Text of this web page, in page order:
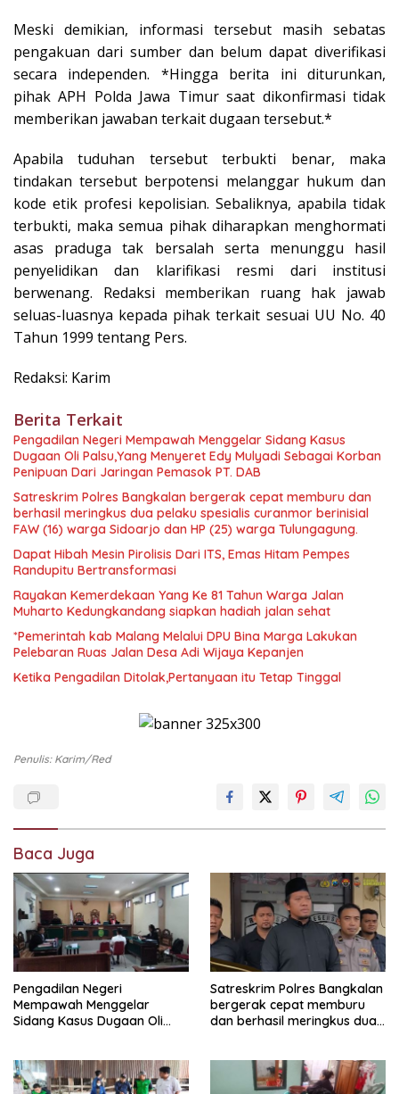
Meski demikian, informasi tersebut masih sebatas
pengakuan dari sumber dan belum dapat diverifikasi
secara independen. *Hingga berita ini diturunkan,
pihak APH Polda Jawa Timur saat dikonfirmasi tidak
memberikan jawaban terkait dugaan tersebut.*
Apabila tuduhan tersebut terbukti benar, maka
tindakan tersebut berpotensi melanggar hukum dan
kode etik profesi kepolisian. Sebaliknya, apabila tidak
terbukti, maka semua pihak diharapkan menghormati
asas praduga tak bersalah serta menunggu hasil
penyelidikan dan klarifikasi resmi dari institusi
berwenang. Redaksi memberikan ruang hak jawab
seluas-luasnya kepada pihak terkait sesuai UU No. 40
Tahun 1999 tentang Pers.
Redaksi: Karim
Berita Terkait
Pengadilan Negeri Mempawah Menggelar Sidang Kasus
Dugaan Oli Palsu,Yang Menyeret Edy Mulyadi Sebagai Korban
Penipuan Dari Jaringan Pemasok PT. DAB
Satreskrim Polres Bangkalan bergerak cepat memburu dan
berhasil meringkus dua pelaku spesialis curanmor berinisial
FAW (16) warga Sidoarjo dan HP (25) warga Tulungagung.
Dapat Hibah Mesin Pirolisis Dari ITS, Emas Hitam Pempes
Randupitu Bertransformasi
Rayakan Kemerdekaan Yang Ke 81 Tahun Warga Jalan
Muharto Kedungkandang siapkan hadiah jalan sehat
*Pemerintah kab Malang Melalui DPU Bina Marga Lakukan
Pelebaran Ruas Jalan Desa Adi Wijaya Kepanjen
Ketika Pengadilan Ditolak,Pertanyaan itu Tetap Tinggal
Penulis: Karim/red
Baca Juga
Pengadilan Negeri
Mempawah Menggelar
Sidang Kasus Dugaan Oli
Penipuan Dari Jaringan
Pemasok PT. DAB
Satreskrim Polres Bangkalan
bergerak cepat memburu
dan berhasil meringkus dua
Sidoarjo dan HP (25) warga
Tulungagung.